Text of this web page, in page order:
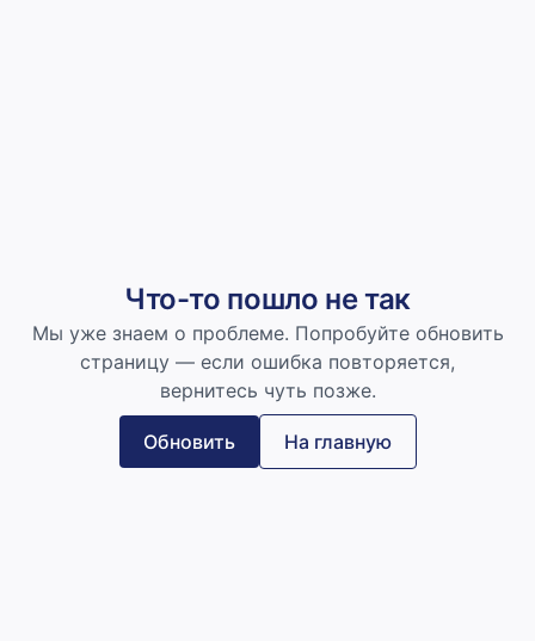
Что-то пошло не так
Мы уже знаем о проблеме. Попробуйте обновить
страницу — если ошибка повторяется,
вернитесь чуть позже.
Обновить На главную